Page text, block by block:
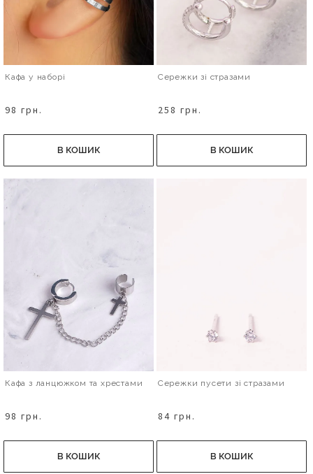
Кафа у наборі
98 грн.
В КОШИК
Сережки зі стразами
258 грн.
В КОШИК
Кафа з ланцюжком та хрестами
98 грн.
В КОШИК
Сережки пусети зі стразами
84 грн.
В КОШИК